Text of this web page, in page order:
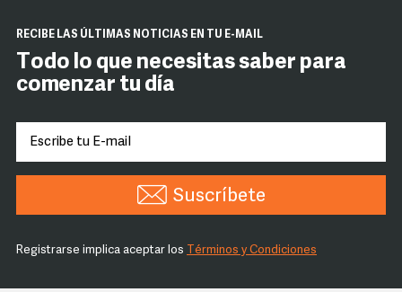
RECIBE LAS ÚLTIMAS NOTICIAS EN TU E-MAIL
Todo lo que necesitas saber para
comenzar tu día
Suscríbete
Registrarse implica aceptar los Términos y Condiciones